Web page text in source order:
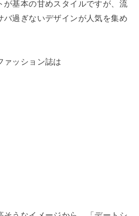
基本の甘めスタイルですが、 流
バ過ぎないデザインが人気を集め
ァッション誌は